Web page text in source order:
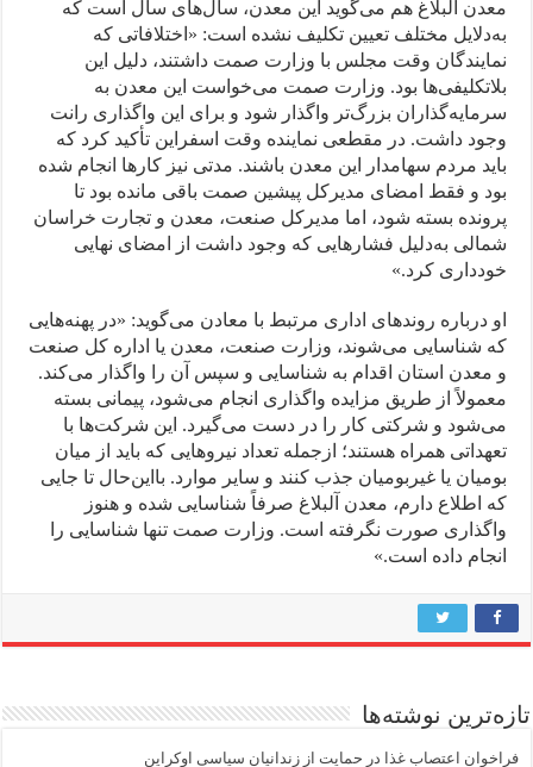
معدن آلبلاغ هم می‌گوید این معدن، سال‌های سال است که
به‌دلایل مختلف تعیین تکلیف نشده است: «اختلافاتی که
نمایندگان وقت مجلس با وزارت صمت داشتند، دلیل این
بلاتکلیفی‌ها بود. وزارت صمت می‌خواست این معدن به
سرمایه‌گذاران بزرگ‌تر واگذار شود و برای این واگذاری رانت
وجود داشت. در مقطعی نماینده وقت اسفراین تأکید کرد که
باید مردم سهامدار این معدن باشند. مدتی نیز کارها انجام شده
بود و فقط امضای مدیرکل پیشین صمت باقی مانده بود تا
پرونده بسته شود، اما مدیرکل صنعت، معدن و تجارت خراسان
شمالی به‌دلیل فشارهایی که وجود داشت از امضای نهایی
خودداری کرد.»
او درباره روندهای اداری مرتبط با معادن می‌گوید: «در پهنه‌هایی
که شناسایی می‌شوند، وزارت صنعت، معدن یا اداره کل صنعت
و معدن استان اقدام به شناسایی و سپس آن را واگذار می‌کند.
معمولاً از طریق مزایده واگذاری انجام می‌شود، پیمانی بسته
می‌شود و شرکتی کار را در دست می‌گیرد. این شرکت‌ها با
تعهداتی همراه هستند؛ ازجمله تعداد نیروهایی که باید از میان
بومیان یا غیربومیان جذب کنند و سایر موارد. بااین‌حال تا جایی
که اطلاع دارم، معدن آلبلاغ صرفاً شناسایی شده و هنوز
واگذاری صورت نگرفته است. وزارت صمت تنها شناسایی را
انجام داده است.»
تازه‌ترین نوشته‌ها
فراخوان اعتصاب غذا در حمایت از زندانیان سیاسی اوکراین